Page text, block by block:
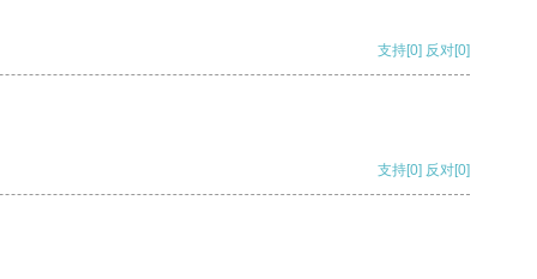
支持[0] 反对[0]
支持[0] 反对[0]